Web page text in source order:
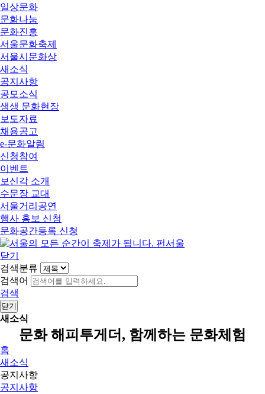
일상문화
문화나눔
문화진흥
서울문화축제
서울시문화상
새소식
공지사항
공모소식
생생 문화현장
보도자료
채용공고
e-문화알림
신청참여
이벤트
보신각 소개
수문장 교대
서울거리공연
행사 홍보 신청
문화공간등록 신청
닫기
검색분류
검색어
검색
닫기
새소식
문화 해피투게더, 함께하는 문화체험
홈
새소식
공지사항
공지사항